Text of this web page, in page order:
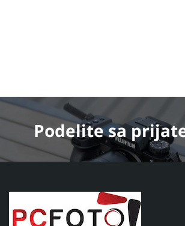
Podelitesa